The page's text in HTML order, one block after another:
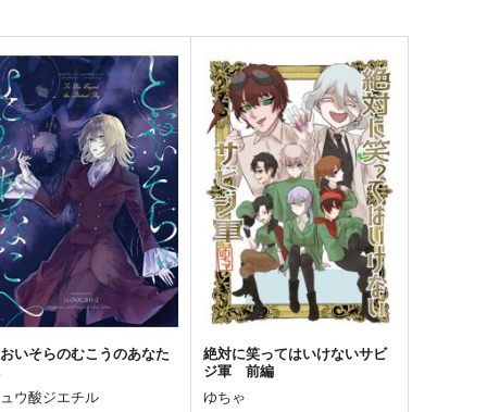
いそらのむこうのあなた
ウ酸ジエチル
絶対に笑ってはいけないサビ
ジ軍 前編
ゆちゃ